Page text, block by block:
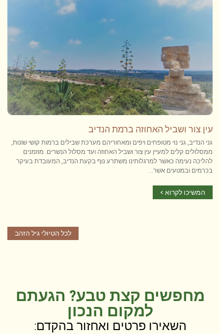
עין צור ושביל האחוזה ברמת הנדיב
גני הנדיב, גני נוי מטופחים ויפים ומאחוריהם מערכת שבילים ברמות קושי שונות,
ממסלולים קלים למעיין עין צור ושביל האחוזה ועד מסלול הנשרים. מוזמנים
להליכה נעימה כאשר למרגלותינו משתרע נוף בקעת הנדיב, המעובדת בעיקר
בכרמים ובמטעים אשר...
המשיכו לקרוא >
לכל הטיולי גיל הזהב
מחפשים קצת טבע? הגעתם
למקום הנכון
השאירו פרטים ואחזור בהקדם: